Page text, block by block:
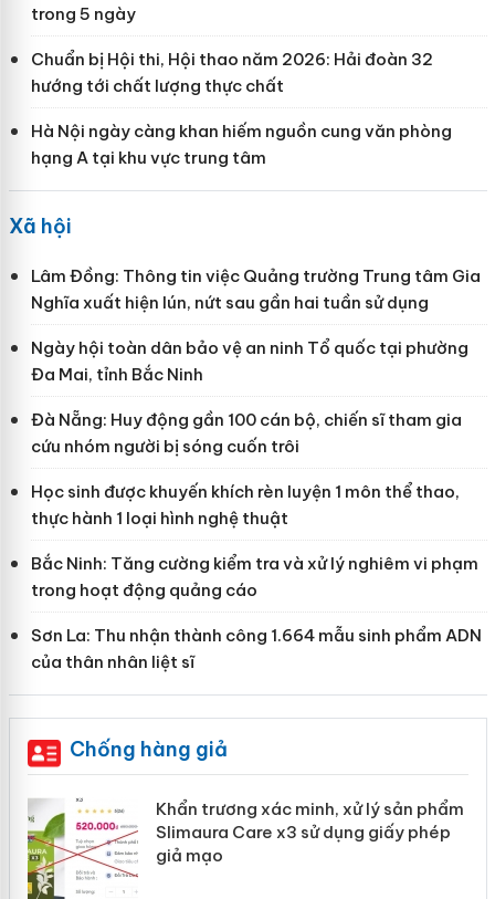
trong 5 ngày
Chuẩn bị Hội thi, Hội thao năm 2026: Hải đoàn 32
hướng tới chất lượng thực chất
Hà Nội ngày càng khan hiếm nguồn cung văn phòng
hạng A tại khu vực trung tâm
Xã hội
Lâm Đồng: Thông tin việc Quảng trường Trung tâm Gia
Nghĩa xuất hiện lún, nứt sau gần hai tuần sử dụng
Ngày hội toàn dân bảo vệ an ninh Tổ quốc tại phường
Đa Mai, tỉnh Bắc Ninh
Đà Nẵng: Huy động gần 100 cán bộ, chiến sĩ tham gia
cứu nhóm người bị sóng cuốn trôi
Học sinh được khuyến khích rèn luyện 1 môn thể thao,
thực hành 1 loại hình nghệ thuật
Bắc Ninh: Tăng cường kiểm tra và xử lý nghiêm vi phạm
trong hoạt động quảng cáo
Sơn La: Thu nhận thành công 1.664 mẫu sinh phẩm ADN
của thân nhân liệt sĩ
Chống hàng giả
Khẩn trương xác minh, xử lý sản phẩm
Slimaura Care x3 sử dụng giấy phép
giả mạo